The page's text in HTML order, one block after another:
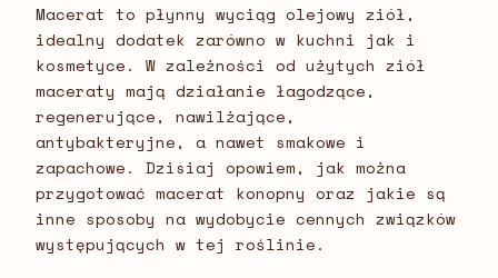
Macerat to płynny wyciąg olejowy ziół,
idealny dodatek zarówno w kuchni jak i
kosmetyce. W zależności od użytych ziół
maceraty mają działanie łagodzące,
regenerujące, nawilżające,
antybakteryjne, a nawet smakowe i
zapachowe. Dzisiaj opowiem, jak można
przygotować macerat konopny oraz jakie są
inne sposoby na wydobycie cennych związków
występujących w tej roślinie.